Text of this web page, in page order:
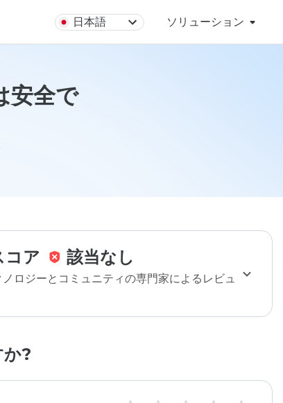
日本語 ソリューション
全で
コア 該当なし
ロジーとコミュニティの専門家によるレビュ
?